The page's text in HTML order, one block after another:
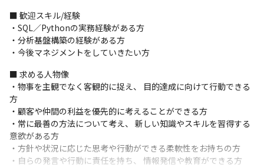
・プロジェクトマネジメント
-顧客の組織全体のデータ活用に関する課題抽出
-顧客に対しての提案活動および課題解決方針の策定
定と提案
-全体方針の検討／策定
-タスク・スケジュール管理
-稼働／コスト管理
-進捗管理
-品質管理
・トラブル対応と対策
・アカウントプラン実現に向けた社内体制構築およびチームビル
■ 歓迎スキル/経験
・SQL／Pythonの実務経験がある方
・分析基盤構築の経験がある方
・今後マネジメントをしていきたい方
■ 求める人物像
・物事を主観でなく客観的に捉え、 目的達成に向けて行動できる
方
・顧客や仲間の利益を優先的に考えることができる方
・常に最善の方法について考え、 新しい知識やスキルを習得する
意欲がある方
・方針や状況に応じた思考や行動ができる柔軟性をお持ちの方
・自らの発言や行動に責任を持ち、 情報発信や教育ができる方